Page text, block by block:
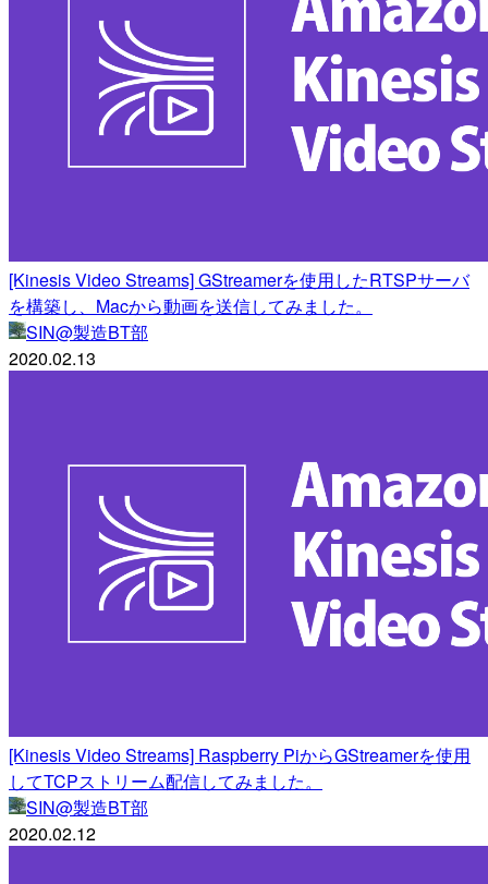
[Kinesis Video Streams] GStreamerを使用したRTSPサーバ
を構築し、Macから動画を送信してみました。
SIN@製造BT部
2020.02.13
[Kinesis Video Streams] Raspberry PiからGStreamerを使用
してTCPストリーム配信してみました。
SIN@製造BT部
2020.02.12